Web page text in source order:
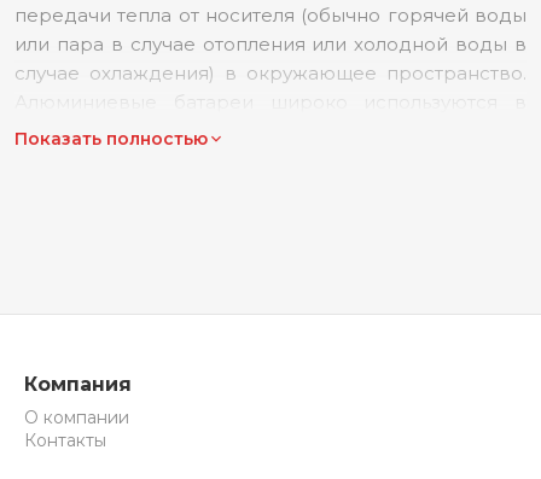
передачи тепла от носителя (обычно горячей воды
или пара в случае отопления или холодной воды в
случае охлаждения) в окружающее пространство.
Алюминиевые батареи широко используются в
домах, офисах и других помещениях. Они имеют
больше используются именно алюминиевые
Хорошая передача тепла позволяет им иметь
высокий КПД, а конструкция способна справляться
с изменением давления теплоносителя без каких-
Показать полностью
Компания
О компании
Контакты